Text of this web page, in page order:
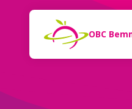
Naar de inhoud
OBC